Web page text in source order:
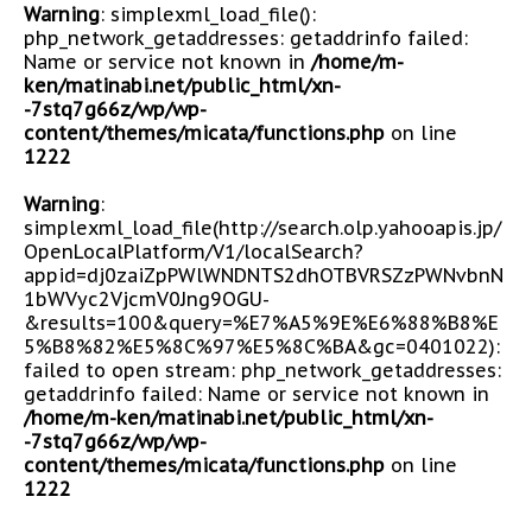
Warning: simplexml_load_file():
php_network_getaddresses: getaddrinfo failed:
Name or service not known in /home/m-
ken/matinabi.net/public_html/xn-
-7stq7g66z/wp/wp-
content/themes/micata/functions.php on line
1222
Warning:
simplexml_load_file(http://search.olp.yahooapis.jp/
OpenLocalPlatform/V1/localSearch?
appid=dj0zaiZpPWlWNDNTS2dhOTBVRSZzPWNvbnN
1bWVyc2VjcmV0Jng9OGU-
&results=100&query=%E7%A5%9E%E6%88%B8%E
5%B8%82%E5%8C%97%E5%8C%BA&gc=0401022):
failed to open stream: php_network_getaddresses:
getaddrinfo failed: Name or service not known in
/home/m-ken/matinabi.net/public_html/xn-
-7stq7g66z/wp/wp-
content/themes/micata/functions.php on line
1222